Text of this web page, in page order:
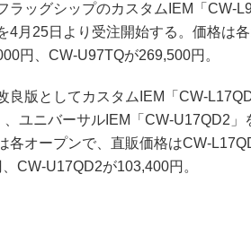
ラッグシップのカスタムIEM「CW-
4月25日より受注開始する。価格は
円、CW-U97TQが269,500円。
良版としてカスタムIEM「CW-
、ユニバーサルIEM「CW-U17QD2」
各オープンで、直販価格はCW-
CW-U17QD2が103,400円。